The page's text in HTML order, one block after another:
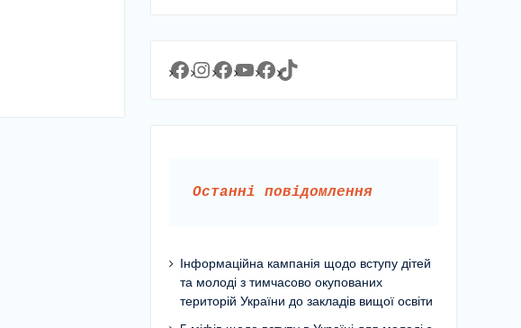
Facebook
Instagram
Facebook
YouTube
Facebook
https://www.tiktok.com/@lyceum1man?_t=8YJMx0RJgIf&_r=1
Останні повідомлення
Інформаційна кампанія щодо вступу дітей
та молоді з тимчасово окупованих
територій України до закладів вищої освіти